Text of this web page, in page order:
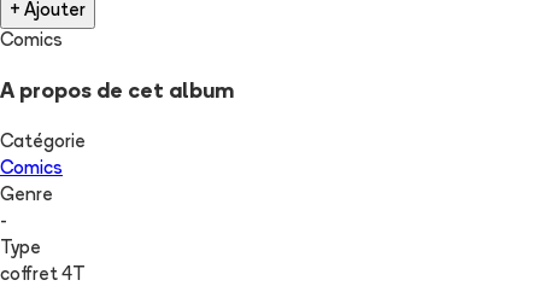
+ Ajouter
Comics
A propos de cet album
Catégorie
Comics
Genre
-
Type
coffret 4T